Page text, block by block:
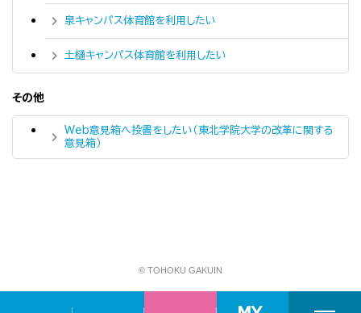
泉キャンパス体育館を利用したい
土樋キャンパス体育館を利用したい
その他
Web意見箱へ投書をしたい（東北学院大学の改革に関する
意見箱）
© TOHOKU GAKUIN